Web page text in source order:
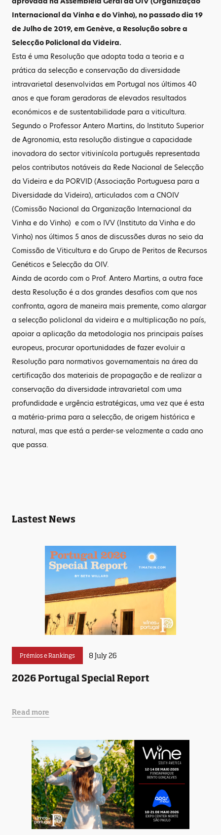
Internacional da Vinha e do Vinho), no passado dia 19
de Julho de 2019, em Genève, a Resolução sobre a
Selecção Policlonal da Videira.
Esta é uma Resolução que adopta toda a teoria e a
prática da selecção e conservação da diversidade
intravarietal desenvolvidas em Portugal nos últimos 40
anos e que foram geradoras de elevados resultados
económicos e de sustentabilidade para a viticultura.
Segundo o Professor Antero Martins, do Instituto Superior
de Agronomia, esta resolução distingue a capacidade
inovadora do sector vitivinícola português representada
pelos contributos notáveis da Rede Nacional de Selecção
da Videira e da PORVID (Associação Portuguesa para a
Diversidade da Videira), articulados com a CNOIV
(Comissão Nacional da Organização Internacional da
Vinha e do Vinho) e com o IVV (Instituto da Vinha e do
Vinho) nos últimos 5 anos de discussões duras no seio da
Comissão de Viticultura e do Grupo de Peritos de Recursos
Genéticos e Selecção da OIV.
Ainda de acordo com o Prof. Antero Martins, a outra face
desta Resolução é a dos grandes desafios com que nos
confronta, agora de maneira mais premente, como alargar
a selecção policlonal da videira e a multiplicação no país,
apoiar a aplicação da metodologia nos principais países
europeus, procurar oportunidades de fazer evoluir a
Resolução para normativos governamentais na área da
certificação dos materiais de propagação e de realizar a
conservação da diversidade intravarietal com uma
profundidade e urgência estratégicas, uma vez que é esta
a matéria-prima para a selecção, de origem histórica e
natural, mas que está a perder-se velozmente a cada ano
que passa.
Lastest News
Prémios e Rankings 8 July 26
2026 Portugal Special Report
Read more